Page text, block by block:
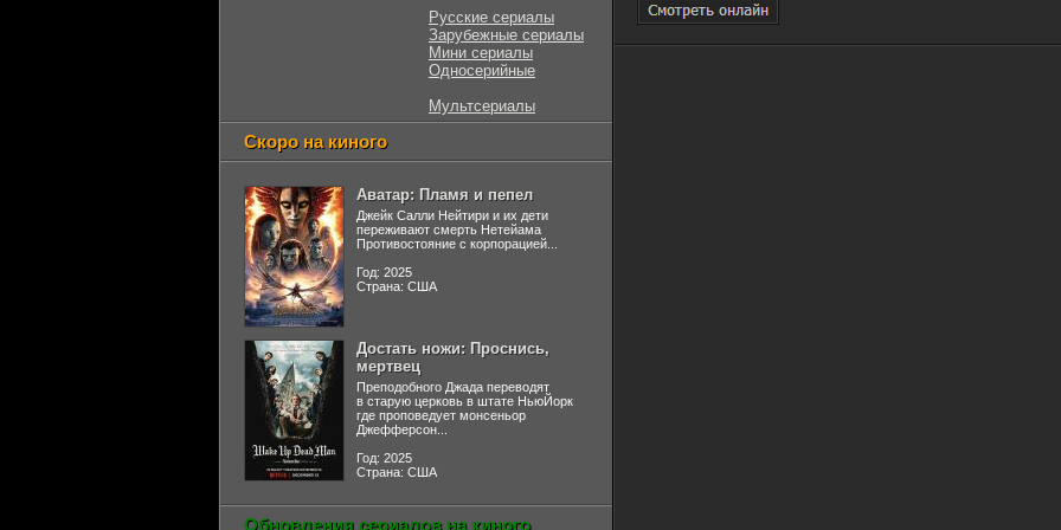
Русские сериалы
Зарубежные сериалы
Мини сериалы
Односерийные
Мультсериалы
Скоро на киного
Аватар: Пламя и пепел
Джейк Салли Нейтири и их дети
переживают смерть Нетейама
Противостояние с корпорацией...
Год: 2025
Страна: США
Достать ножи: Проснись,
мертвец
Преподобного Джада переводят
в старую церковь в штате НьюЙорк
где проповедует монсеньор
Джефферсон...
Год: 2025
Страна: США
Обновления сериалов на киного